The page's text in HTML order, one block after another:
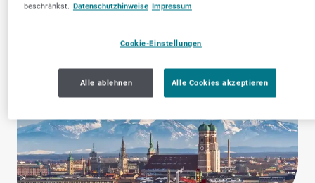
beschränkst. Datenschutzhinweise Impressum
Cookie-Einstellungen
Alle ablehnen Alle Cookies akzeptieren